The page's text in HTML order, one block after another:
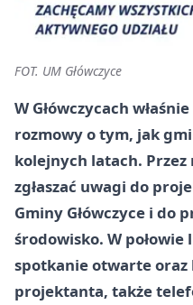
FOT. UM Główczyce
W Główczycach
rozmowy o tym, jak
kolejnych latach. Przez
zgłaszać uwagi do
Gminy Główczyce i do
środowisko. W
spotkanie otwarte
projektanta, także